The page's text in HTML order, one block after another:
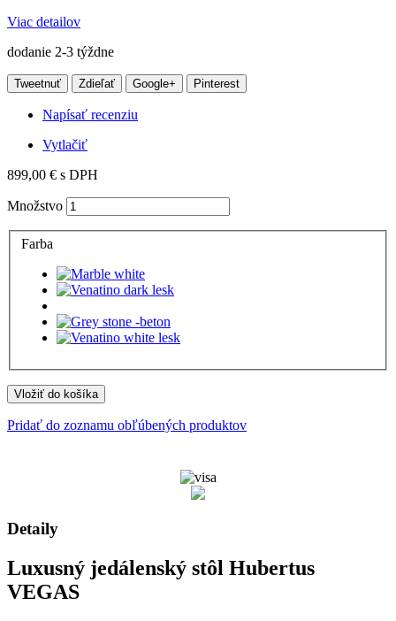
Viac detailov
dodanie 2-3 týždne
Tweetnuť Zdieľať Google+ Pinterest
Napísať recenziu
Vytlačiť
899,00 € s DPH
Množstvo
Farba
Vložiť do košíka
Pridať do zoznamu obľúbených produktov
Detaily
Luxusný jedálenský stôl Hubertus
VEGAS